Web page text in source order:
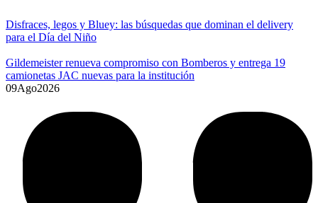
Disfraces, legos y Bluey: las búsquedas que dominan el delivery
para el Día del Niño
Gildemeister renueva compromiso con Bomberos y entrega 19
camionetas JAC nuevas para la institución
09Ago2026